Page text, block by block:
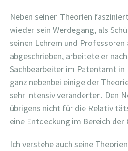
Neben seinen Theorien
wieder sein Werdegang, als
seinen Lehrern und Professoren
abgeschrieben, arbeitete er
Sachbearbeiter im Patentamt in
ganz nebenbei einige der
sehr intensiv veränderten. Den
übrigens nicht für die
eine Entdeckung im Bereich der
Ich verstehe auch seine